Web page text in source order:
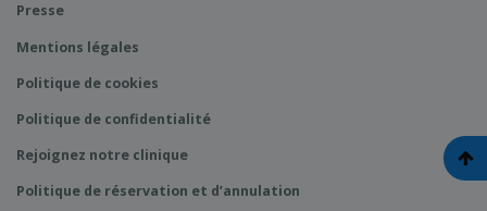
Presse
Mentions légales
Politique de cookies
Politique de confidentialité
Rejoignez notre clinique
Politique de réservation et d’annulation